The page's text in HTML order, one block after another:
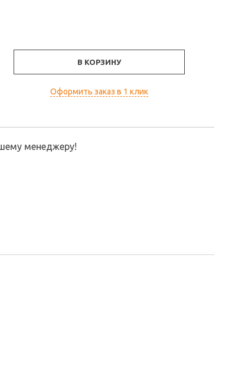
В КОРЗИНУ
Оформить заказ в 1 клик
менеджеру!